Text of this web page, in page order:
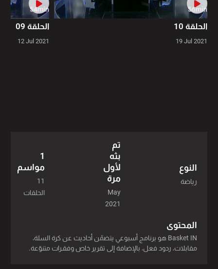
56min
الحلقة 10
19 Jul 2021
54min
الحلقة 09
12 Jul 2021
النوع
رياضة
تم
بثه
لأول
مرة
May
2021
1
مواسم
11
الحلقات
المحتوى
Basket IN هو برنامج أسبوعي يتضمّن أحاديث عن كرة السلة،
مقابلات، ردود فعل، بالإضافة إلى تقرير خاص وفقـرات متنوّعة.